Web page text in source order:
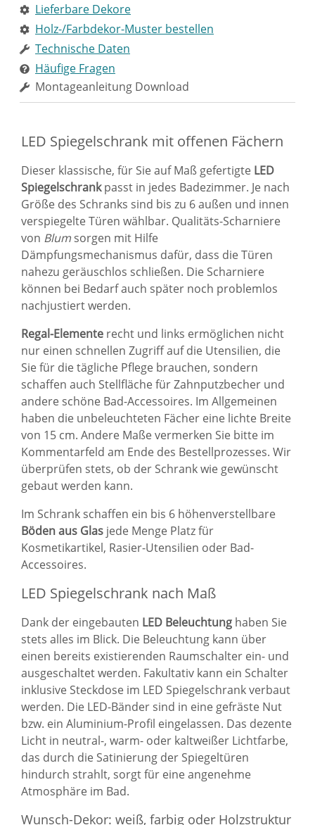
LED Spiegelschrank mit offenen Fächern
Dieser klassische, für Sie auf Maß gefertigte LED
Spiegelschrankpasst in jedes Badezimmer. Je nach
Größe des Schranks sind bis zu 6 außen und innen
verspiegelte Türen wählbar. Qualitäts-Scharniere
von Blum sorgen mit Hilfe
Dämpfungsmechanismus dafür, dass die Türen
nahezu geräuschlos schließen. Die Scharniere
können bei Bedarf auch später noch problemlos
nachjustiert werden.
Regal-Elemente recht und links ermöglichen nicht
nur einen schnellen Zugriff auf die Utensilien, die
Sie für die tägliche Pflege brauchen, sondern
schaffen auch Stellfläche für Zahnputzbecher und
andere schöne Bad-Accessoires. Im Allgemeinen
haben die unbeleuchteten Fächer eine lichte Breite
von 15 cm. Andere Maße vermerken Sie bitte im
Kommentarfeld am Ende des Bestellprozesses. Wir
überprüfen stets, ob der Schrank wie gewünscht
gebaut werden kann.
Im Schrank schaffen ein bis 6 höhenverstellbare
Böden aus Glas jede Menge Platz für
Kosmetikartikel, Rasier-Utensilien oder Bad-
Accessoires.
LED Spiegelschrank nach Maß
Dank der eingebauten LED Beleuchtung haben Sie
stets alles im Blick. Die Beleuchtung kann über
einen bereits existierenden Raumschalter ein- und
ausgeschaltet werden. Fakultativ kann ein Schalter
inklusive Steckdose im LED Spiegelschrank verbaut
werden. Die LED-Bänder sind in eine gefräste Nut
bzw. ein Aluminium-Profil eingelassen. Das dezente
Licht in neutral-, warm- oder kaltweißer Lichtfarbe,
das durch die Satinierung der Spiegeltüren
hindurch strahlt, sorgt für eine angenehme
Atmosphäre im Bad.
Wunsch-Dekor: weiß, farbig oder Holzstruktur
Lieferbare Dekore
Holz-/Farbdekor-Muster bestellen
Technische Daten
Häufige Fragen
Montageanleitung Download